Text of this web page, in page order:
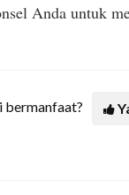
Anda untuk
bermanfaat?